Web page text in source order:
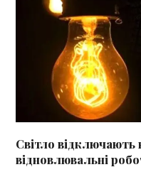
Світло відключають
відновлювальні